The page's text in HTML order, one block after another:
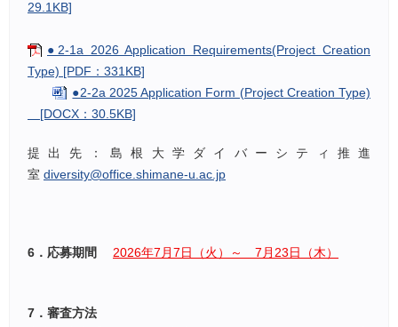
29.1KB]
●2-1a 2026 Application Requirements(Project Creation
Type) [PDF：331KB]
●2-2a 2025 Application Form (Project Creation Type)
[DOCX：30.5KB]
提出先：島根大学ダイバーシティ推進
室 diversity@office.shimane-u.ac.jp
6．応募期間 2026年7月7日（火）～ 7月23日（木）
7．審査方法